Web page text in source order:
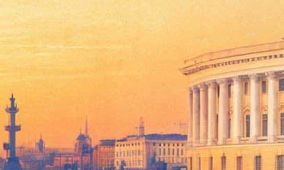
ее агент. Актриса, певица и кинорежиссер, она была
«Жюль и Джим» и «Невеста была в черном» Франсуа